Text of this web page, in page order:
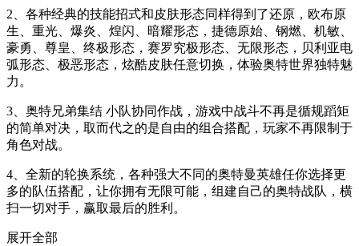
2、各种经典的技能招式和皮肤形态同样得到了还原，欧布原
生、重光、爆炎、煌闪、暗耀形态，捷德原始、钢燃、机敏、
豪勇、尊皇、终极形态，赛罗究极形态、无限形态，贝利亚电
弧形态、极恶形态，炫酷皮肤任意切换，体验奥特世界独特魅
力。
3、奥特兄弟集结 小队协同作战，游戏中战斗不再是循规蹈矩
的简单对决，取而代之的是自由的组合搭配，玩家不再限制于
角色对战。
4、全新的轮换系统，各种强大不同的奥特曼英雄任你选择更
多的队伍搭配，让你拥有无限可能，组建自己的奥特战队，横
扫一切对手，赢取最后的胜利。
展开全部